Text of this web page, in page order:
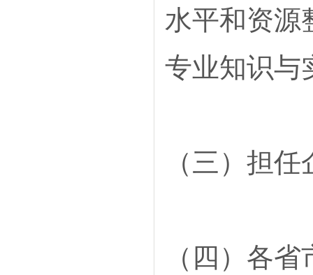
水平和资源
专业知识与
（三）担
（四）各